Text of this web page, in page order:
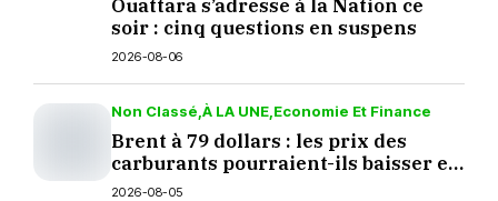
Ouattara s’adresse à la Nation ce
soir : cinq questions en suspens
2026-08-06
Non Classé À LA UNE Economie Et Finance
Brent à 79 dollars : les prix des
carburants pourraient-ils baisser en
septembre ?
2026-08-05